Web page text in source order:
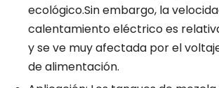
ecológico.Sin embargo, la
calentamiento eléctrico es
y se ve muy afectada por el
de alimentación.